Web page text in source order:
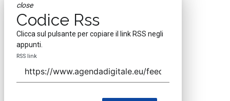
close
Codice Rss
Clicca sul pulsante per copiare il link RSS negli
appunti.
RSS link